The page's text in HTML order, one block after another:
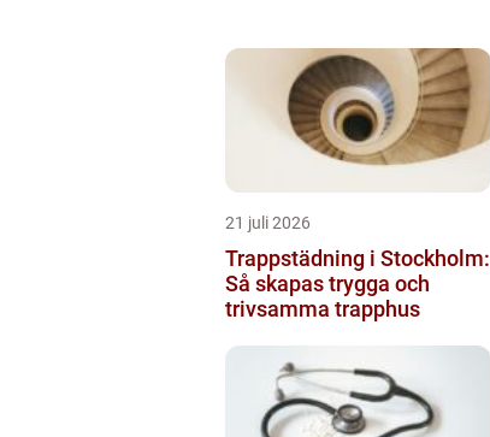
21 juli 2026
Trappstädning i Stockholm:
Så skapas trygga och
trivsamma trapphus